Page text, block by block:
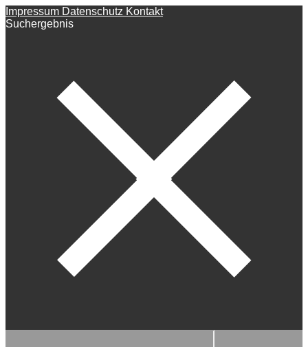
Impressum Datenschutz Kontakt
Suchergebnis